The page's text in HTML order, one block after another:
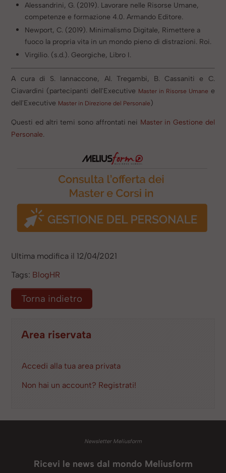
​Alessandrini, G. (2019). Lavorare nelle Risorse Umane,
competenze e formazione 4.0. Armando Editore.
Newport, C. (2019). Minimalismo Digitale, Rimettere a
fuoco la propria vita in un mondo pieno di distrazioni. Roi.
Virgilio. (s.d.). Georgiche, Libro I.
​A cura di S. Iannaccone, Al. Tregambi, B. Cassaniti e C.
Ciavardini (partecipanti dell'Executive Master in Risorse Umane e
dell'Executive Master in Direzione del Personale)
​Questi ed altri temi sono affrontati nei Master in Gestione del
Personale.
Ultima modifica il 12/04/2021
Tags: BlogHR
Torna indietro
Area riservata
Accedi alla tua area privata
Non hai un account? Registrati!
Newsletter Meliusform
Ricevi le news dal mondo Meliusform